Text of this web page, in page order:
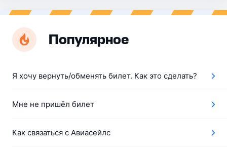
Популярное
Я хочу вернуть/обменять билет. Как это сделать?
Мне не пришёл билет
Как связаться с Авиасейлс